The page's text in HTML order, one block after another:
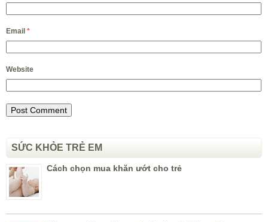
Email *
Website
SỨC KHỎE TRẺ EM
Cách chọn mua khăn ướt cho trẻ